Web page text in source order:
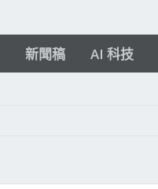
新聞稿 AI 科技